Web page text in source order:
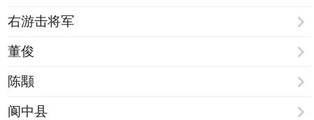
右游击将军
董俊
陈颙
阆中县